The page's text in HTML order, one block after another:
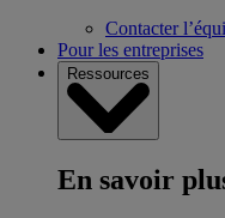
Contacter
Pour les entreprises
Ressources
En savoir